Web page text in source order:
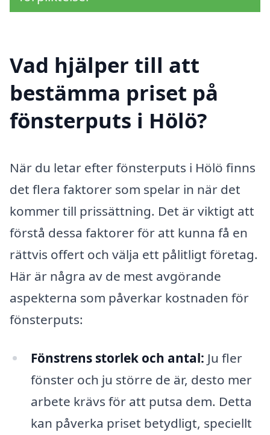
Vad hjälper till att
bestämma priset på
fönsterputs i Hölö?
När du letar efter fönsterputs i Hölö finns
det flera faktorer som spelar in när det
kommer till prissättning. Det är viktigt att
förstå dessa faktorer för att kunna få en
rättvis offert och välja ett pålitligt företag.
Här är några av de mest avgörande
aspekterna som påverkar kostnaden för
fönsterputs:
Fönstrens storlek och antal: Ju fler
fönster och ju större de är, desto mer
arbete krävs för att putsa dem. Detta
kan påverka priset betydligt, speciellt